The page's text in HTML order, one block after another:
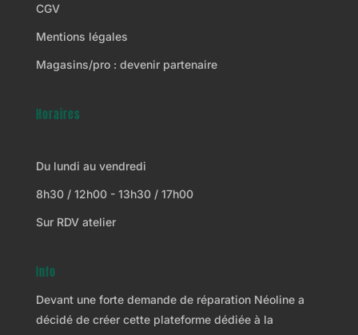
CGV
Mentions légales
Magasins/pro : devenir partenaire
Horaires
Du lundi au vendredi
8h30 / 12h00 - 13h30 / 17h00
Sur RDV atelier
Info
Devant une forte demande de réparation Néoline a
décidé de créer cette plateforme dédiée à la